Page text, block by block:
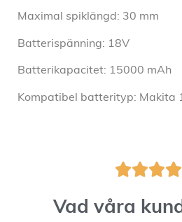
Maximal spiklängd: 30 mm
Batterispänning: 18V
Batterikapacitet: 15000 mAh
Kompatibel batterityp: Makita

Vad våra